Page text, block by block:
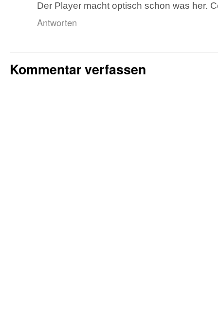
Der Player macht optisch schon was her.
Antworten
Kommentar verfassen